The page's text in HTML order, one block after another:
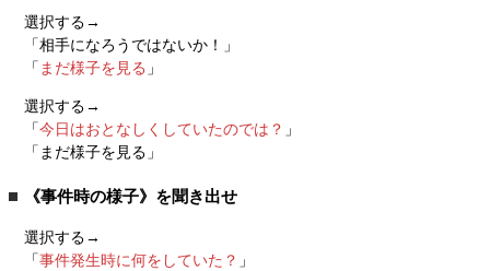
選択する→
「相手になろうではないか！」
「 まだ様子を見る 」
選択する→
「今日はおとなしくしていたのでは？ 」
「まだ様子を見る」
《事件時の様子》を聞き出せ
選択する→
「事件発生時に何をしていた？ 」